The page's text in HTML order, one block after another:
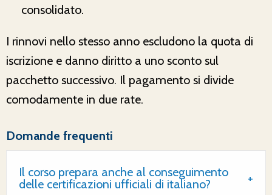
consolidato.
I rinnovi nello stesso anno escludono la quota di
iscrizione e danno diritto a uno sconto sul
pacchetto successivo. Il pagamento si divide
comodamente in due rate.
Domande frequenti
Il corso prepara anche al conseguimento
delle certificazioni ufficiali di italiano?